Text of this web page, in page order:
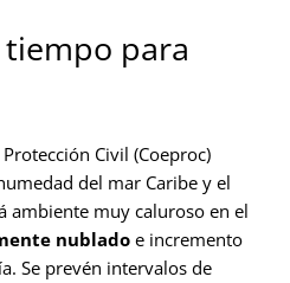
para
Civil (Coeproc)
del mar Caribe y el
ambiente muy caluroso en el
nublado e incremento
Se prevén intervalos de